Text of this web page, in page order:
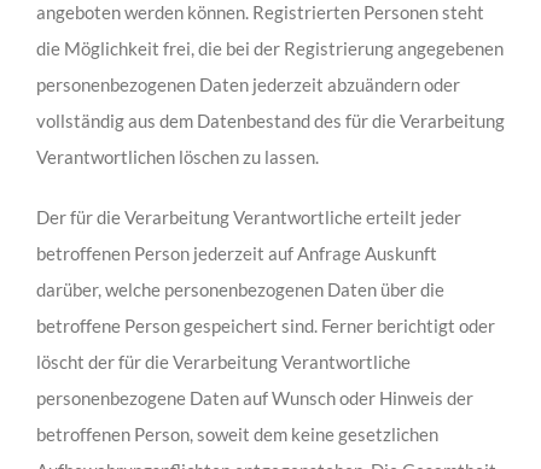
angeboten werden können. Registrierten Personen steht
die Möglichkeit frei, die bei der Registrierung angegebenen
personenbezogenen Daten jederzeit abzuändern oder
vollständig aus dem Datenbestand des für die Verarbeitung
Verantwortlichen löschen zu lassen.
Der für die Verarbeitung Verantwortliche erteilt jeder
betroffenen Person jederzeit auf Anfrage Auskunft
darüber, welche personenbezogenen Daten über die
betroffene Person gespeichert sind. Ferner berichtigt oder
löscht der für die Verarbeitung Verantwortliche
personenbezogene Daten auf Wunsch oder Hinweis der
betroffenen Person, soweit dem keine gesetzlichen